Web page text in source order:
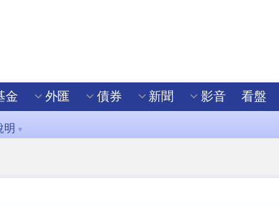
金 外匯 債券 新聞 影音 看盤
明 ▼